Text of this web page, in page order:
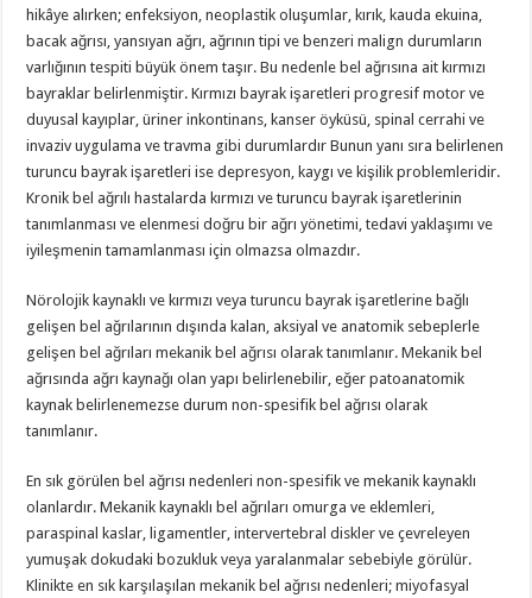
hikâye alırken; enfeksiyon, neoplastik oluşumlar, kırık, kauda ekuina,
bacak ağrısı, yansıyan ağrı, ağrının tipi ve benzeri malign durumların
varlığının tespiti büyük önem taşır. Bu nedenle bel ağrısına ait kırmızı
bayraklar belirlenmiştir. Kırmızı bayrak işaretleri progresif motor ve
duyusal kayıplar, üriner inkontinans, kanser öyküsü, spinal cerrahi ve
invaziv uygulama ve travma gibi durumlardır Bunun yanı sıra belirlenen
turuncu bayrak işaretleri ise depresyon, kaygı ve kişilik problemleridir.
Kronik bel ağrılı hastalarda kırmızı ve turuncu bayrak işaretlerinin
tanımlanması ve elenmesi doğru bir ağrı yönetimi, tedavi yaklaşımı ve
iyileşmenin tamamlanması için olmazsa olmazdır.
Nörolojik kaynaklı ve kırmızı veya turuncu bayrak işaretlerine bağlı
gelişen bel ağrılarının dışında kalan, aksiyal ve anatomik sebeplerle
gelişen bel ağrıları mekanik bel ağrısı olarak tanımlanır. Mekanik bel
ağrısında ağrı kaynağı olan yapı belirlenebilir, eğer patoanatomik
kaynak belirlenemezse durum non-spesifik bel ağrısı olarak
tanımlanır.
En sık görülen bel ağrısı nedenleri non-spesifik ve mekanik kaynaklı
olanlardır. Mekanik kaynaklı bel ağrıları omurga ve eklemleri,
paraspinal kaslar, ligamentler, intervertebral diskler ve çevreleyen
yumuşak dokudaki bozukluk veya yaralanmalar sebebiyle görülür.
Klinikte en sık karşılaşılan mekanik bel ağrısı nedenleri; miyofasyal